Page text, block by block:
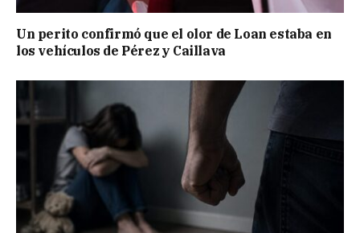
Un perito confirmó que el olor de Loan estaba en
los vehículos de Pérez y Caillava